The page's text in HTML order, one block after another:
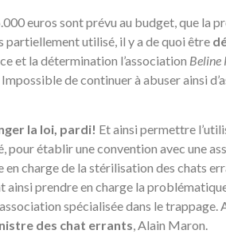
euros sont prévu au budget, que la
partiellement utilisé, il y a de quoi être
et la détermination l’association Beline
de continuer à abuser ainsi
la loi, pardi! Et ainsi permettre
pour établir une convention avec une
en charge de la stérilisation des chats
ainsi prendre en charge la
spécialisée dans le trappage.
des chat errants, Alain Maron.